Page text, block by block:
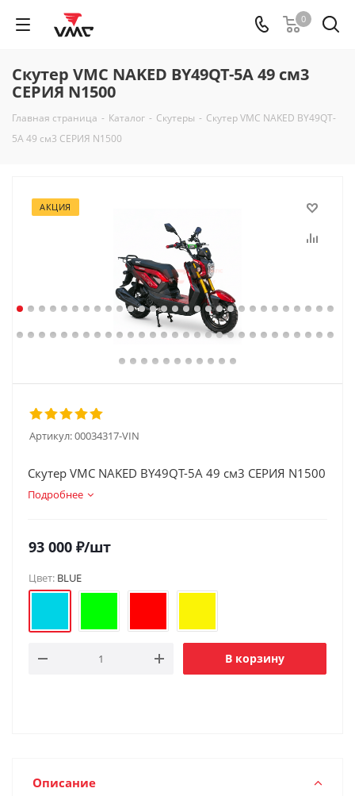
0
Скутер VMC NAKED BY49QT-5A 49 см3
СЕРИЯ N1500
Главная страница - Каталог - Скутеры - Скутер VMC NAKED BY49QT-
5A 49 см3 СЕРИЯ N1500
АКЦИЯ
Артикул:00034317-VIN
Скутер VMC NAKED BY49QT-5A 49 см3 СЕРИЯ N1500
Подробнее
93 000 ₽/шт
Цвет: BLUE
В корзину
Описание